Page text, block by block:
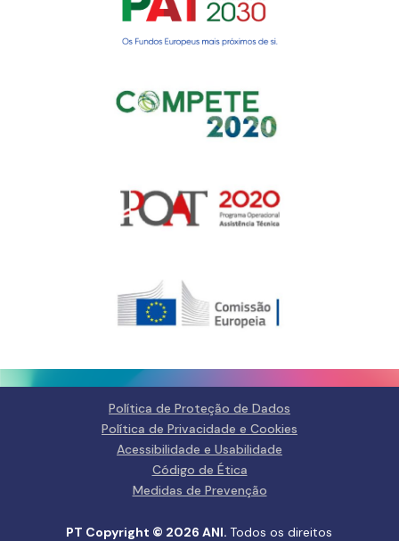
Política de Proteção de Dados
Política de Privacidade e Cookies
Acessibilidade e Usabilidade
Código de Ética
Medidas de Prevenção
PT Copyright © 2026 ANI. Todos os direitos